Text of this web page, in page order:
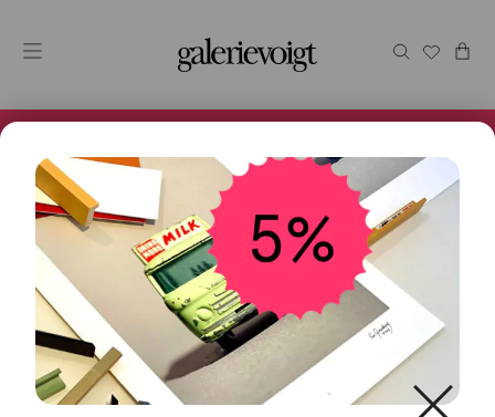
Versandfertig! 5% Bei Newsletteranmeldung.